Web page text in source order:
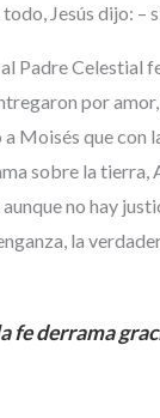
Jesús dijo:
Padre
por
Moisés que con
sobre la
no hay
la
fe derrama